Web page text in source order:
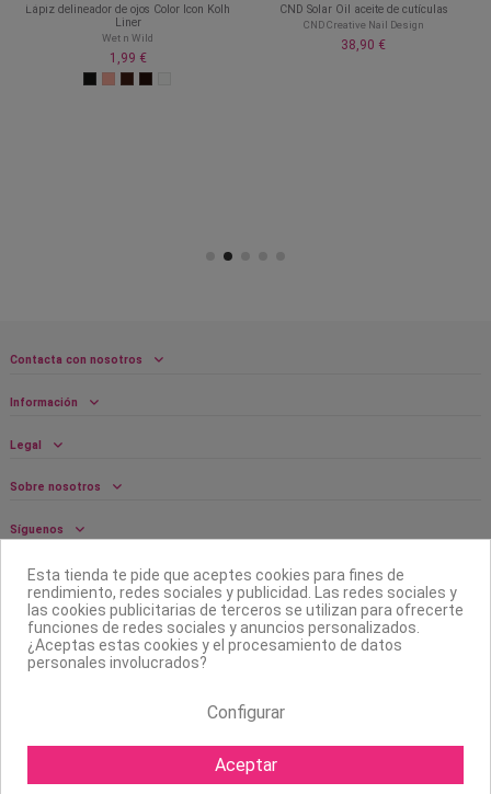
Lápiz delineador de ojos Color Icon Kolh
Liner
Wet n Wild
1,99 €
CND Solar Oil aceite de cutículas
CND Creative Nail Design
38,90 €
Contacta con nosotros
Información
Legal
Sobre nosotros
Síguenos
Boletín
Esta tienda te pide que aceptes cookies para fines de
rendimiento, redes sociales y publicidad. Las redes sociales y
las cookies publicitarias de terceros se utilizan para ofrecerte
funciones de redes sociales y anuncios personalizados.
¿Aceptas estas cookies y el procesamiento de datos
personales involucrados?
Configurar
Aceptar